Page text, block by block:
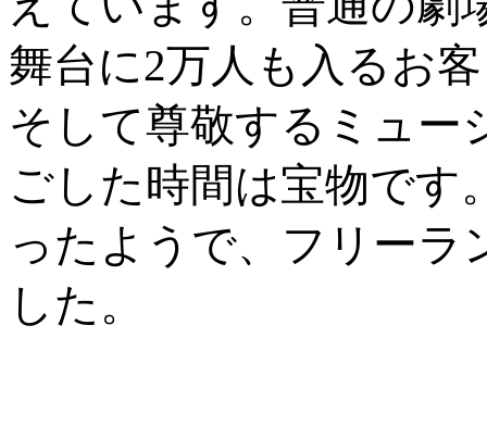
舞台に2万人も入るお
そして尊敬するミュー
ごした時間は宝物です
ったようで、フリーラ
した。